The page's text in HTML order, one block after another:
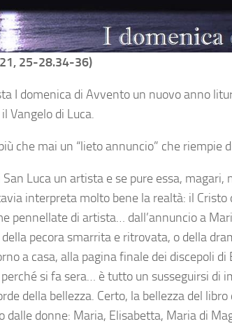
21, 25-28.34-36)
I domenica di Avvento un nuovo anno
Vangelo di Luca.
che mai un “lieto annuncio” che riempie
Luca un artista e se pure essa, magari,
interpreta molto bene la realtà: il Cristo
pennellate di artista… dall’annuncio a
pecora smarrita e ritrovata, o della
a casa, alla pagina finale dei discepoli
si fa sera… è tutto un susseguirsi di
della bellezza. Certo, la bellezza del
dalle donne: Maria, Elisabetta, Maria di